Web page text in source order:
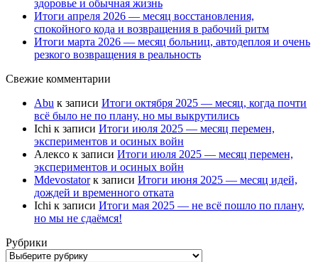
здоровье и обычная жизнь
Итоги апреля 2026 — месяц восстановления,
спокойного кода и возвращения в рабочий ритм
Итоги марта 2026 — месяц больниц, автодеплоя и очень
резкого возвращения в реальность
Свежие комментарии
Abu к записи Итоги октября 2025 — месяц, когда почти
всё было не по плану, но мы выкрутились
Ichi к записи Итоги июля 2025 — месяц перемен,
экспериментов и осиных войн
Алексо к записи Итоги июля 2025 — месяц перемен,
экспериментов и осиных войн
Mdevostatorк записи Итоги июня 2025 — месяц идей,
дождей и временного отката
Ichi к записи Итоги мая 2025 — не всё пошло по плану,
но мы не сдаёмся!
Рубрики
Рубрики